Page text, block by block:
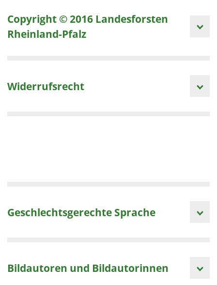
Copyright © 2016 Landesforsten
Rheinland-Pfalz
Widerrufsrecht
Geschlechtsgerechte Sprache
Bildautoren und Bildautorinnen